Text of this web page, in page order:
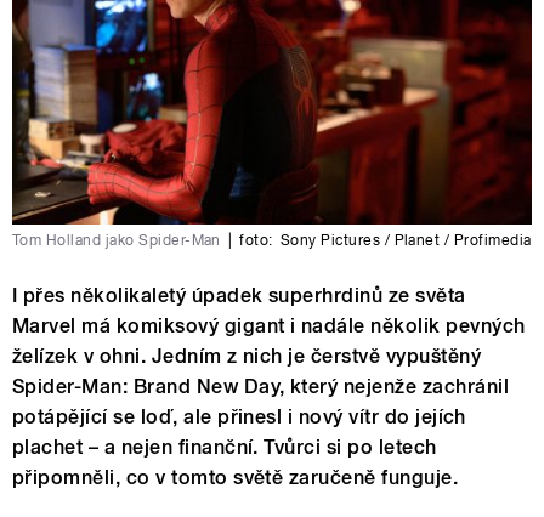
Tom Holland jako Spider-Man foto: Sony Pictures / Planet / Profimedia
I přes několikaletý úpadek superhrdinů ze světa
Marvel má komiksový gigant i nadále několik pevných
želízek v ohni. Jedním z nich je čerstvě vypuštěný
Spider-Man: Brand New Day, který nejenže zachránil
potápějící se loď, ale přinesl i nový vítr do jejích
plachet – a nejen finanční. Tvůrci si po letech
připomněli, co v tomto světě zaručeně funguje.